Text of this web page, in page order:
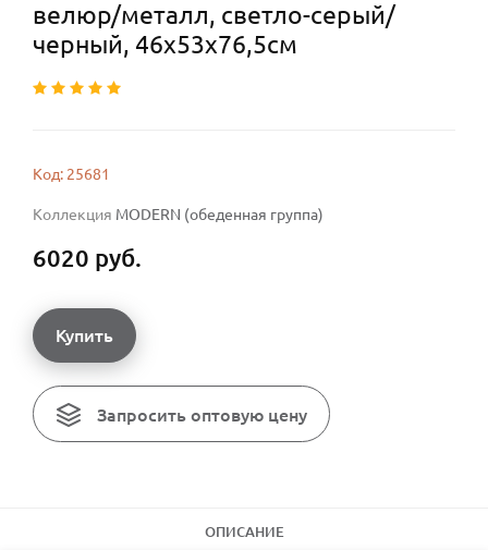
велюр/металл, светло-серый/
черный, 46х53х76,5см
Код: 25681
Коллекция MODERN (обеденная группа)
6020 руб.
Купить
Запросить оптовую цену
ОПИСАНИЕ